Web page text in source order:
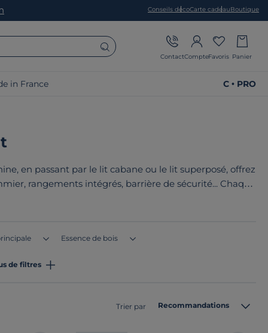
Conseils décoCarte cadeauBoutique
ContactCompteFavoris Panier
in France C • PRO
en passant par le lit cabane ou le lit superposé, offrez
rangements intégrés, barrière de sécurité... Chaque
produits ? Ils sont tous
Essence de bois
de filtres
Trier par Recommandations